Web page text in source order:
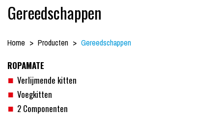
Gereedschappen
Home Producten Gereedschappen
ROPAMATE
Verlijmende kitten
Voegkitten
2 Componenten